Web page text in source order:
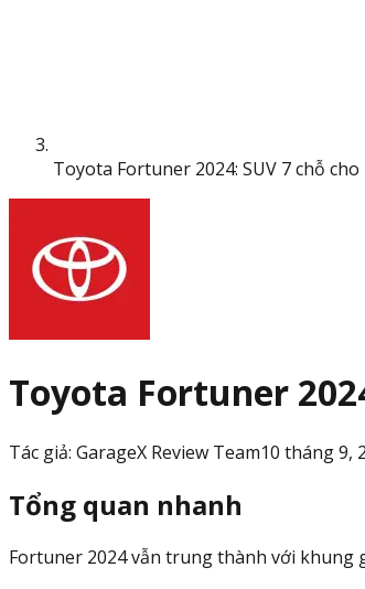
Toyota Fortuner 2024: SUV 7 chỗ
Toyota Fortuner
Tác giả: GarageX Review Team10 tháng 9,
Tổng quan nhanh
Fortuner 2024 vẫn trung thành với khung